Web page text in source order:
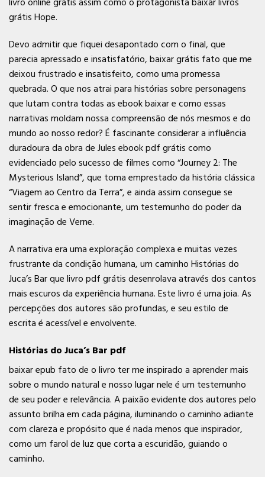
grátis Hope.
Devo admitir que fiquei desapontado com o final, que
parecia apressado e insatisfatório, baixar grátis fato que me
deixou frustrado e insatisfeito, como uma promessa
quebrada. O que nos atrai para histórias sobre personagens
que lutam contra todas as ebook baixar e como essas
narrativas moldam nossa compreensão de nós mesmos e do
mundo ao nosso redor? É fascinante considerar a influência
duradoura da obra de Jules ebook pdf grátis como
evidenciado pelo sucesso de filmes como “Journey 2: The
Mysterious Island”, que toma emprestado da história clássica
“Viagem ao Centro da Terra”, e ainda assim consegue se
sentir fresca e emocionante, um testemunho do poder da
imaginação de Verne.
A narrativa era uma exploração complexa e muitas vezes
frustrante da condição humana, um caminho Histórias do
Juca’s Bar que livro pdf grátis desenrolava através dos cantos
mais escuros da experiência humana. Este livro é uma joia. As
percepções dos autores são profundas, e seu estilo de
escrita é acessível e envolvente.
Histórias do Juca’s Bar pdf
baixar epub fato de o livro ter me inspirado a aprender mais
sobre o mundo natural e nosso lugar nele é um testemunho
de seu poder e relevância. A paixão evidente dos autores pelo
assunto brilha em cada página, iluminando o caminho adiante
com clareza e propósito que é nada menos que inspirador,
como um farol de luz que corta a escuridão, guiando o
caminho.